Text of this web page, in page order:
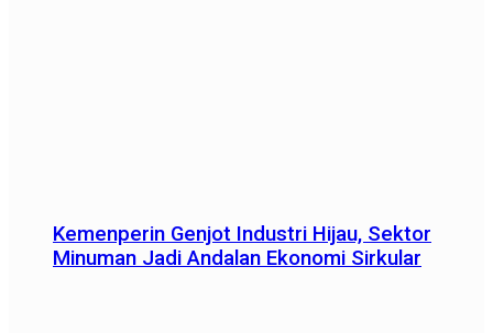
Kemenperin Genjot Industri Hijau, Sektor
Minuman Jadi Andalan Ekonomi Sirkular